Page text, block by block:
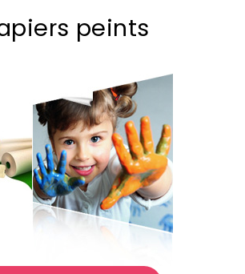
peints